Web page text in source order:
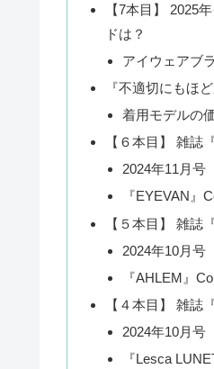
【7本目】 2025
ドは？
アイウェアブ
『不適切にもほ
着用モデルの
【６本目】 雑
2024年11月号
『EYEVAN』
【５本目】 雑
2024年10月号
『AHLEM』
【４本目】 雑
2024年10月号
『Lesca